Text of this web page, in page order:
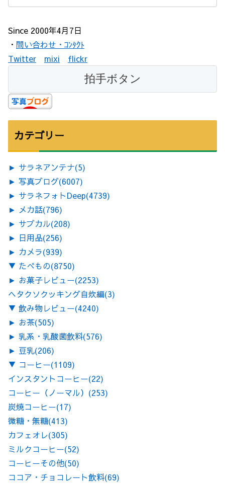
Since 2000年4月7日
・ 問い合わせ・ｺﾝﾀｸﾄ
Twitter
mixi flickr
カテゴリー
► サラネアンテナ(5)
► 写真ブログ(6007)
► サラネフォトDeep(4739)
► メカ話(796)
► サブカル(208)
► 日用品(256)
► カメラ(939)
▼ たべもの(8750)
► お菓子レビュー(2253)
ヘタクソクッキング自炊編(3)
▼ 飲み物レビュー(4240)
► お茶(505)
► 乳系・乳酸菌飲料(576)
► 豆乳(206)
▼ コーヒー(1109)
インスタントコーヒー(22)
コーヒー（ノーマル） (253)
炭焼コーヒー(17)
微糖・無糖(413)
カフェオレ(305)
ミルクコーヒー(52)
コーヒーその他(50)
ココア・チョコレート飲料(69)